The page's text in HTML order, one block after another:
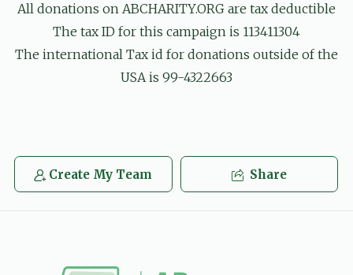
הרהשמואל אייזנער, אברהם אלי' אינדיג, נחום מרדכי בערקאוויטש,
שלום מאיר בעק, משה בריזל, דוד יחיאל גאנדל, רפאל דוד גברא,
יוסף גלויבער, חיים שאול גליק, יוסף וואלף גליק, ישראל משה
פנחת אלי' סאנדל
6 months ago $50.00
All donations on ABCHARITY.ORG are tax deductible
The tax ID for this campaign is 113411304
The international Tax id for donations outside of the
USA is 99-4322663
Create My Team Share